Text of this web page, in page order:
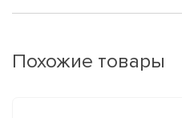
Похожие товары